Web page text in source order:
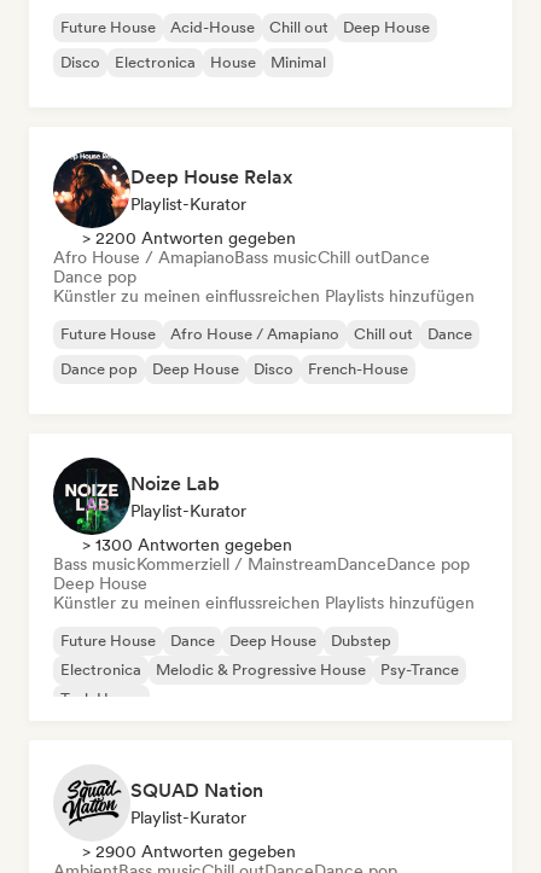
Future House Acid-House Chill out
Deep House
Disco
Electronica House Minimal
Deep House Relax
Playlist-Kurator
> 2200 Antworten gegeben
Afro House / AmapianoBass musicChill outDance
Dance pop
Künstler zu meinen einflussreichen Playlists hinzufügen
Future House Afro House / Amapiano Chill out
Dance
Dance pop
Deep House Disco French-House
Noize Lab
Playlist-Kurator
> 1300 Antworten gegeben
Bass musicKommerziell / MainstreamDanceDance pop
Deep House
Künstler zu meinen einflussreichen Playlists hinzufügen
Future House Dance Deep House
Dubstep
Electronica
Melodic & Progressive House
Psy-Trance
Tech House
SQUAD Nation
Playlist-Kurator
> 2900 Antworten gegeben